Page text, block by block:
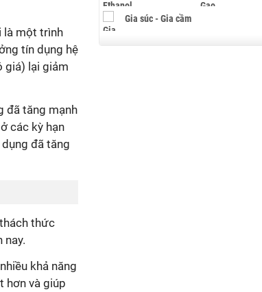
là một trình
tín dụng hệ
giá) lại giảm
đã tăng mạnh
các kỳ hạn
đã tăng
thức
nay.
khả năng
hơn và giúp
Gia súc - Gia cầm